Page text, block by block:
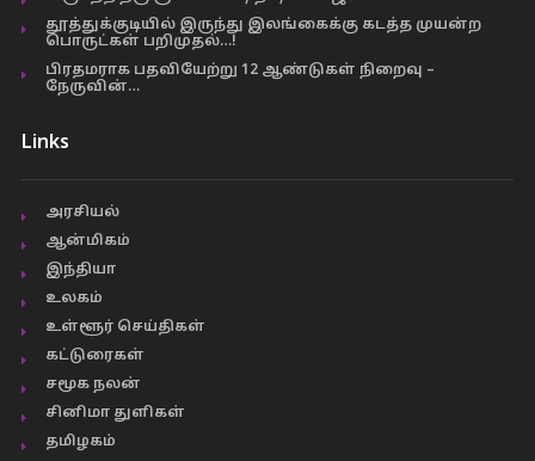
தூத்துக்குடியில் இருந்து இலங்கைக்கு கடத்த முயன்ற
பொருட்கள் பறிமுதல்…!
பிரதமராக பதவியேற்று 12 ஆண்டுகள் நிறைவு –
நேருவின்…
Links
அரசியல்
ஆன்மிகம்
இந்தியா
உலகம்
உள்ளூர் செய்திகள்
கட்டுரைகள்
சமூக நலன்
சினிமா துளிகள்
தமிழகம்